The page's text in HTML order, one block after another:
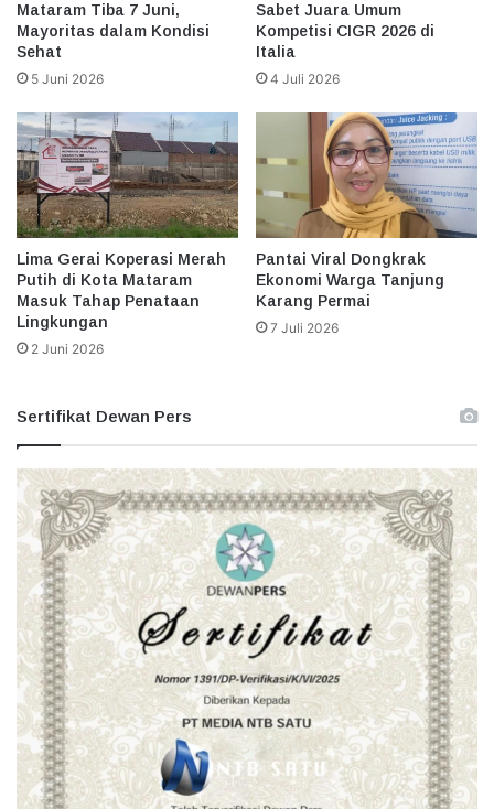
Mataram Tiba 7 Juni,
Mayoritas dalam Kondisi
Sehat
5 Juni 2026
Sabet Juara Umum
Kompetisi CIGR 2026 di
Italia
4 Juli 2026
Lima Gerai Koperasi Merah
Putih di Kota Mataram
Masuk Tahap Penataan
Lingkungan
2 Juni 2026
Pantai Viral Dongkrak
Ekonomi Warga Tanjung
Karang Permai
7 Juli 2026
Sertifikat Dewan Pers